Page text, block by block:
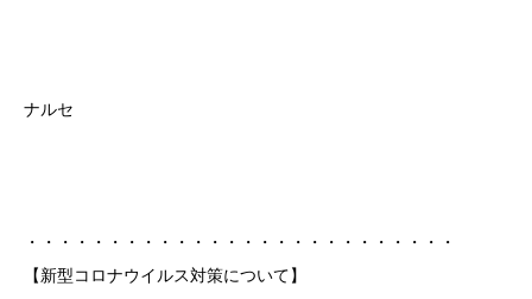
ナルセ
・・・・・・・・・・・・・・・・・・・・・・・・・・
【新型コロナウイルス対策について】